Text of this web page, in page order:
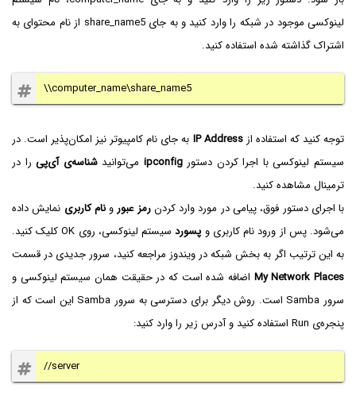
لینوکسی موجود در شبکه را وارد کنید و به جای share_name5 از نام محتوای به
اشتراک گذاشته شده استفاده کنید.
\\computer_name\share_name5
توجه کنید که استفاده ازIP Address به جای نام کامپیوتر نیز امکان‌پذیر است. در
سیستم لینوکسی با اجرا کردن دستورipconfig می‌توانیدشناسه‌ی آی‌پیرا در
ترمینال مشاهده کنید.
با اجرای دستور فوق، پیامی در مورد وارد کردنرمز عبور ونام کاربری نمایش داده
می‌شود. پس از ورود نام کاربری و پسورد
سیستم لینوکسی، روی OK کلیک کنید.
به این ترتیب اگر به بخش شبکه در ویندوز مراجعه کنید، سرور جدیدی در قسمت
My Network Places اضافه شده است که در حقیقت همان سیستم لینوکسی و
سرور Samba است. روش دیگر برای دسترسی به سرور Samba این است که از
پنجره‌ی Run استفاده کنید و آدرس زیر را وارد کنید:
//server